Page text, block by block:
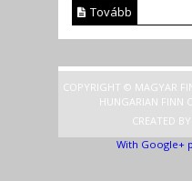
Tovább
COPYRIGHT © MAGYAR
HUNGARIAN FINN
CREATED BY
With Google+